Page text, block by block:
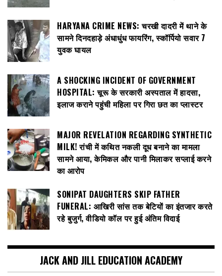
HARYANA CRIME NEWS: चरखी दादरी में थाने के
सामने दिनदहाड़े अंधाधुंध फायरिंग, स्कॉर्पियो सवार 7
युवक घायल
A SHOCKING INCIDENT OF GOVERNMENT
HOSPITAL: चूरू के सरकारी अस्पताल में हादसा,
इलाज कराने पहुंची महिला पर गिरा छत का प्लास्टर
MAJOR REVELATION REGARDING SYNTHETIC
MILK! रांची में कथित नकली दूध बनाने का मामला
सामने आया, केमिकल और पानी मिलाकर सप्लाई करने
का आरोप
SONIPAT DAUGHTERS SKIP FATHER
FUNERAL: आखिरी सांस तक बेटियों का इंतजार करते
रहे बुजुर्ग, वीडियो कॉल पर हुई अंतिम विदाई
JACK AND JILL EDUCATION ACADEMY